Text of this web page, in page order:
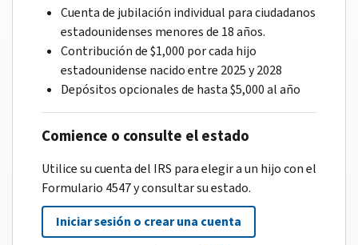
Cuenta de jubilación individual para ciudadanos
estadounidenses menores de 18 años.
Contribución de $1,000 por cada hijo
estadounidense nacido entre 2025 y 2028
Depósitos opcionales de hasta $5,000 al año
Comience o consulte el estado
Utilice su cuenta del IRS para elegir a un hijo con el
Formulario 4547 y consultar su estado.
Iniciar sesión o crear una cuenta